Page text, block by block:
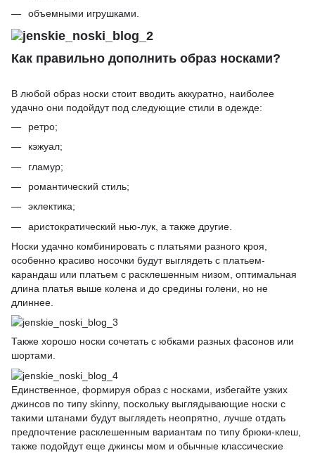
объемными игрушками.
Как правильно дополнить образ носками?
В любой образ носки стоит вводить аккуратно, наиболее
удачно они подойдут под следующие стили в одежде:
ретро;
кэжуал;
гламур;
романтический стиль;
эклектика;
аристократический нью-лук, а также другие.
Носки удачно комбинировать с платьями разного кроя,
особенно красиво носочки будут выглядеть с платьем-
карандаш или платьем с расклешенным низом, оптимальная
длина платья выше колена и до средины голени, но не
длиннее.
Также хорошо носки сочетать с юбками разных фасонов или
шортами.
Единственное, формируя образ с носками, избегайте узких
джинсов по типу skinny, поскольку выглядывающие носки с
такими штанами будут выглядеть неопрятно, лучше отдать
предпочтение расклешенным вариантам по типу брюки-клеш,
также подойдут еще джинсы мом и обычные классические